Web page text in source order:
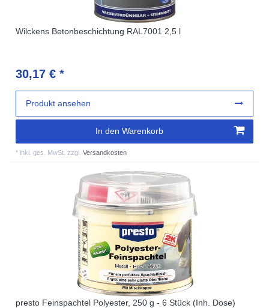
Wilckens Betonbeschichtung RAL7001 2,5 l
30,17 € *
In den Warenkorb
* inkl. ges. MwSt. zzgl.Versandkosten
Produkt ansehen
presto Feinspachtel Polyester, 250 g - 6 Stück (Inh. Dose)